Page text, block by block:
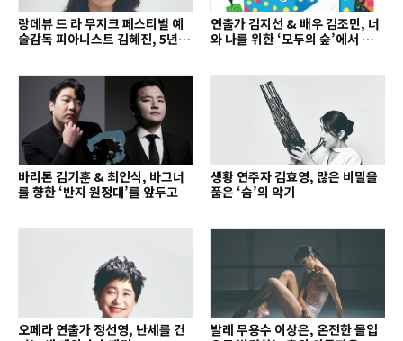
랑데뷰 드 라 무지크 페스티벌 예
술감독 피아니스트 김혜진, 5년간
연출가 김지선 & 배우 김조민, 너
와 나를 위한 ‘모두의 숲’에서 만나
바리톤 김기훈 & 최인식, 바그너
를 향한 ‘반지 원정대’를 앞두고
생황 연주자 김효영, 많은 비밀을
품은 ‘숨’의 악기
오페라 연출가 정선영, 난세를 건
발레 무용수 이상은, 온전한 몰입